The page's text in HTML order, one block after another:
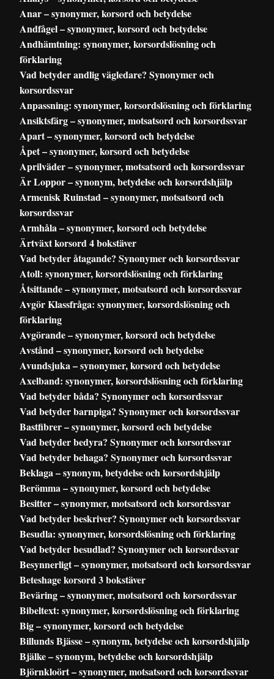
Anar – synonymer, korsord och betydelse
Andfågel – synonymer, korsord och betydelse
Andhämtning: synonymer, korsordslösning och
förklaring
Vad betyder andlig vägledare? Synonymer och
korsordssvar
Anpassning: synonymer, korsordslösning och förklaring
Ansiktsfärg – synonymer, motsatsord och korsordssvar
Apart – synonymer, korsord och betydelse
Åpet – synonymer, korsord och betydelse
Aprilväder – synonymer, motsatsord och korsordssvar
Är Loppor – synonym, betydelse och korsordshjälp
Armenisk Ruinstad – synonymer, motsatsord och
korsordssvar
Armhåla – synonymer, korsord och betydelse
Ärtväxt korsord 4 bokstäver
Vad betyder åtagande? Synonymer och korsordssvar
Atoll: synonymer, korsordslösning och förklaring
Åtsittande – synonymer, motsatsord och korsordssvar
Avgör Klassfråga: synonymer, korsordslösning och
förklaring
Avgörande – synonymer, korsord och betydelse
Avstånd – synonymer, korsord och betydelse
Avundsjuka – synonymer, korsord och betydelse
Axelband: synonymer, korsordslösning och förklaring
Vad betyder båda? Synonymer och korsordssvar
Vad betyder barnpiga? Synonymer och korsordssvar
Bastfibrer – synonymer, korsord och betydelse
Vad betyder bedyra? Synonymer och korsordssvar
Vad betyder behaga? Synonymer och korsordssvar
Beklaga – synonym, betydelse och korsordshjälp
Berömma – synonymer, korsord och betydelse
Besitter – synonymer, motsatsord och korsordssvar
Vad betyder beskriver? Synonymer och korsordssvar
Besudla: synonymer, korsordslösning och förklaring
Vad betyder besudlad? Synonymer och korsordssvar
Besynnerligt – synonymer, motsatsord och korsordssvar
Beteshage korsord 3 bokstäver
Beväring – synonymer, motsatsord och korsordssvar
Bibeltext: synonymer, korsordslösning och förklaring
Big – synonymer, korsord och betydelse
Billunds Bjässe – synonym, betydelse och korsordshjälp
Bjälke – synonym, betydelse och korsordshjälp
Björnkloört – synonymer, motsatsord och korsordssvar